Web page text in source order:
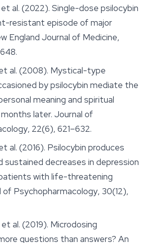
al. (2022). Single-dose psilocybin
resistant episode of major
England Journal of Medicine,
al. (2008). Mystical-type
by psilocybin mediate the
meaning and spiritual
later. Journal of
, 22(6), 621–632.
al. (2016). Psilocybin produces
sustained decreases in depression
with life-threatening
of Psychopharmacology, 30(12),
et al. (2019). Microdosing
questions than answers? An